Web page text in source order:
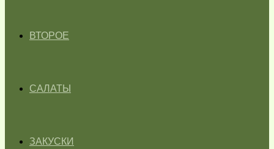
ВТОРОЕ
САЛАТЫ
ЗАКУСКИ